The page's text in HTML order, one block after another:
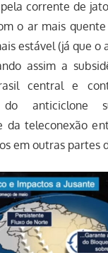
corrente de
o ar mais
estável (já que o
assim a
central e
do anticiclone
da teleconexão
em outras partes